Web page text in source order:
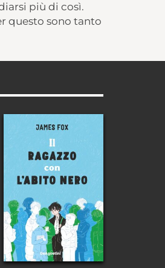
più di così.
questo sono tanto